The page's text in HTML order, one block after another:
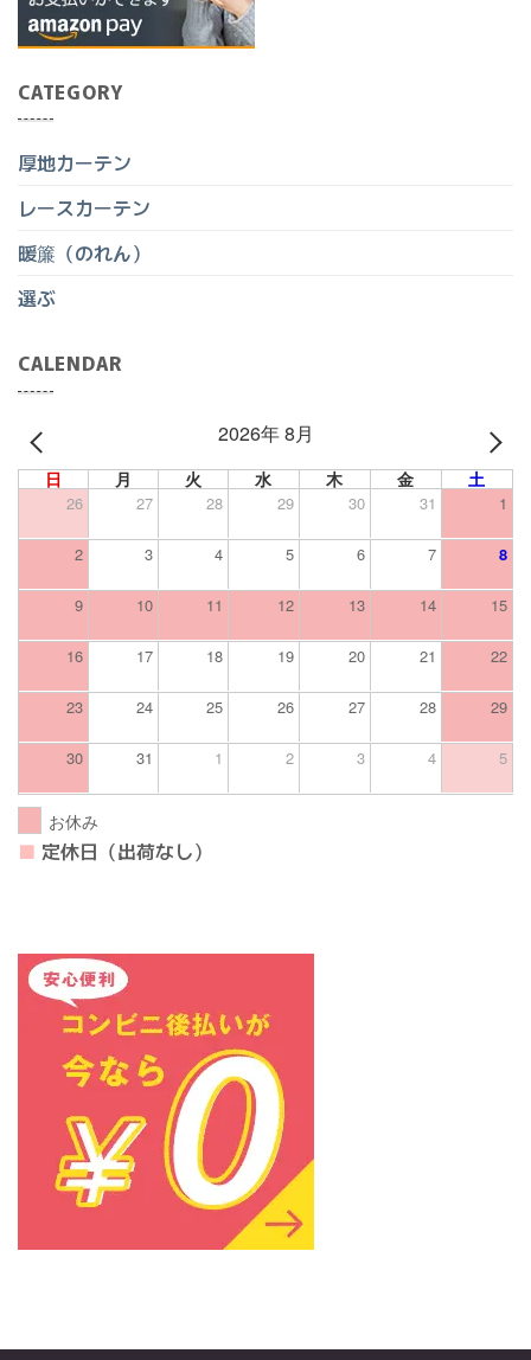
CATEGORY
厚地カーテン
レースカーテン
暖簾（のれん）
選ぶ
CALENDAR
2026年 8月
日 月 火 水 木 金 土
26 27 28 29 30 31 1
2 3 4 5 6 7 8
9 10 11 12 13 14 15
16 17 18 19 20 21 22
23 24 25 26 27 28 29
30 31 1 2 3 4 5
お休み
■ 定休日（出荷なし）